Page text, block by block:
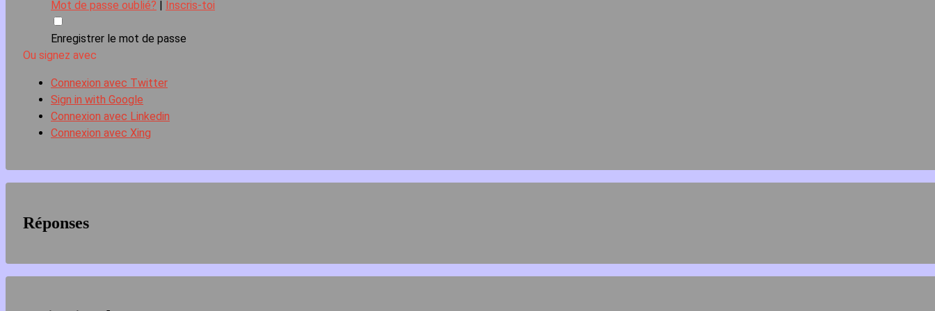
Mot de passe oublié? Inscris-toi
Enregistrer le mot de passe
Ou signez avec
Connexion avec Twitter
Sign in with Google
Connexion avec Linkedin
Connexion avec Xing
Réponses